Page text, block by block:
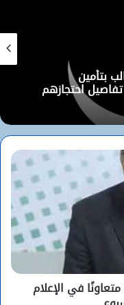
بتأمين
احتجازهم
الحكومة تكشف عن ترسيم 1865 متعاونًا في الإعلام